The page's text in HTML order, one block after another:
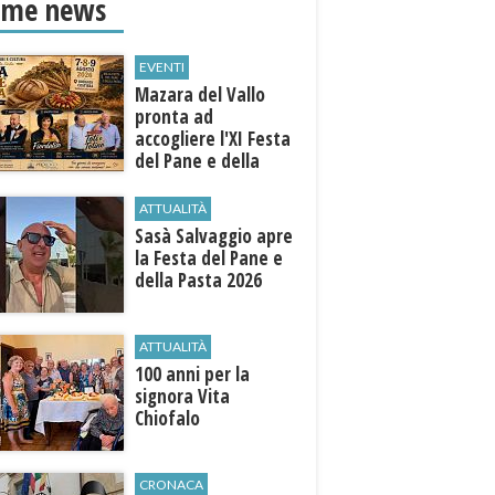
news
EVENTI
Mazara del Vallo
pronta ad
accogliere l'XI Festa
del Pane e della
ATTUALITÀ
Sasà Salvaggio apre
la Festa del Pane e
della Pasta 2026
ATTUALITÀ
100 anni per la
signora Vita
Chiofalo
CRONACA